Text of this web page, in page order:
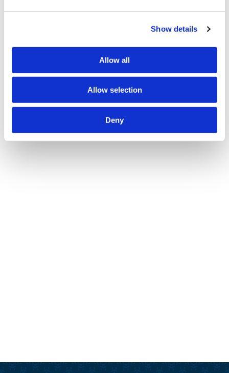
Show details
Allow all
Allow selection
Deny